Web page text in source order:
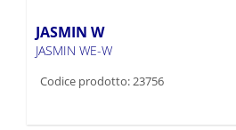
JASMIN W
JASMIN WE-W
Codice prodotto: 23756